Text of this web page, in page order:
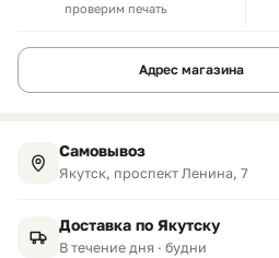
проверим печать
Адрес магазина
Самовывоз
Якутск, проспект Ленина, 7
Доставка по Якутску
В течение дня · будни